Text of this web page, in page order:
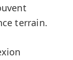
terrain.